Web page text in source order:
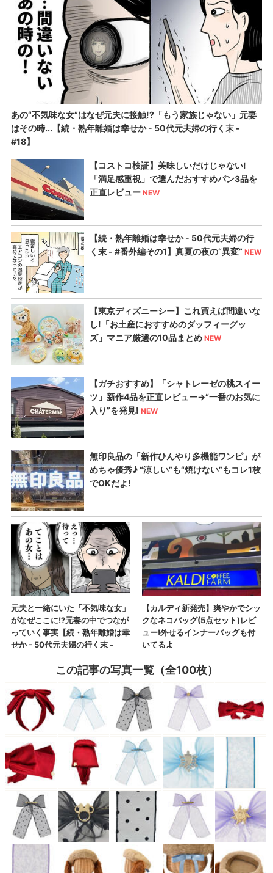
この記事の写真一覧（全100枚）